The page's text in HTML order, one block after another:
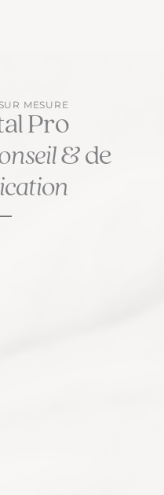
MESURE
Pro
& de